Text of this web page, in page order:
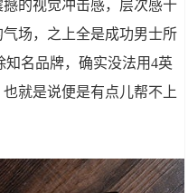
的视觉冲击感，层次感十
场，之上全是成功男士所
知名品牌，确实没法用4英
就是说便是有点儿帮不上